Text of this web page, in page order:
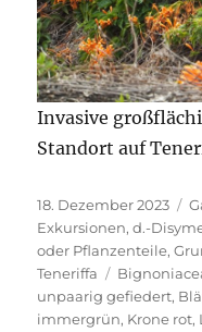
Invasive
Standort auf
Veröffentlicht
am
18. Dezember 2023
Exkursionen,d.-
oder Pflanzenteile,
Teneriffa
unpaarig gefiedert,
immergrün, Krone rot,